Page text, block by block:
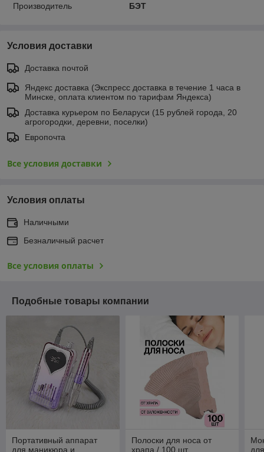
Производитель БЭТ
Условия доставки
Доставка почтой
Яндекс доставка (Экспресс доставка в течение 1 часа в
Минске, оплата клиентом по тарифам Яндекса)
Доставка курьером по Беларуси (15 рублей города, 20
агрогородки, деревни, поселки)
Европочта
Все условия доставки
Условия оплаты
Наличными
Безналичный расчет
Все условия оплаты
Подобные товары компании
Портативный аппарат
для маникюра и
Полоски для носа от
храпа / 100 шт